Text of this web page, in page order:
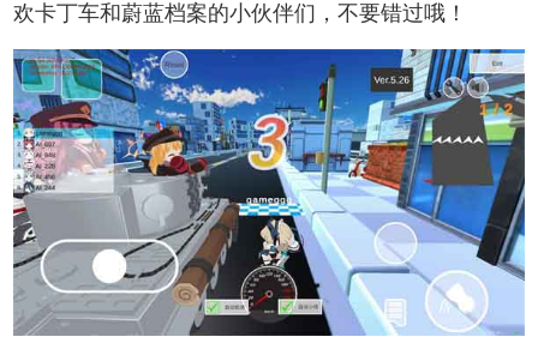
欢卡丁车和蔚蓝档案的小伙伴们，不要错过哦！